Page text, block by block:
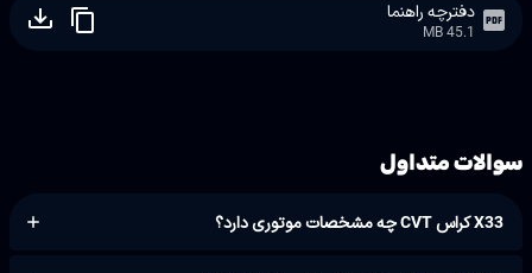
دفترچه راهنما
45.1 MB
سوالات متداول
X33 کراس CVT چه مشخصات موتوری دارد؟